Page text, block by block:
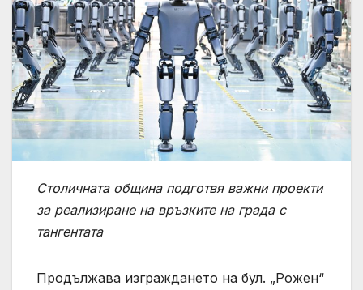
Столичната община подготвя важни проекти
за реализиране на връзките на града с
тангентата
Продължава изграждането на бул. „Рожен“